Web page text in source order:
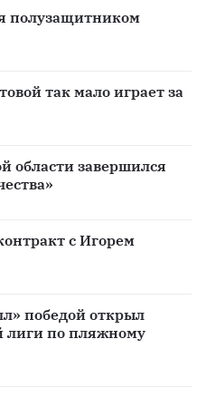
полузащитником
так мало играет за
области завершился
с Игорем
победой открыл
лиги по пляжному